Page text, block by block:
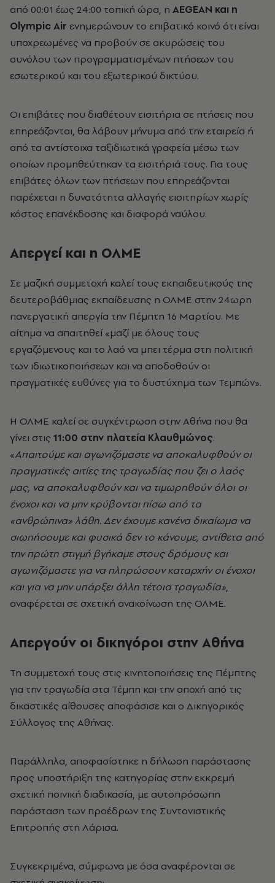
από 00:01 έως 24:00 τοπική ώρα, η AEGEAN και η
Olympic Air ενημερώνουν το επιβατικό κοινό ότι είναι
υποχρεωμένες να προβούν σε ακυρώσεις του
συνόλου των προγραμματισμένων πτήσεων του
εσωτερικού και του εξωτερικού δικτύου.
Oι επιβάτες που διαθέτουν εισιτήρια σε πτήσεις που
επηρεάζονται, θα λάβουν μήνυμα από την εταιρεία ή
από τα αντίστοιχα ταξιδιωτικά γραφεία μέσω των
οποίων προμηθεύτηκαν τα εισιτήριά τους. Για τους
επιβάτες όλων των πτήσεων που επηρεάζονται
παρέχεται η δυνατότητα αλλαγής εισιτηρίων χωρίς
κόστος επανέκδοσης και διαφορά ναύλου.
Απεργεί και η ΟΛΜΕ
Σε μαζική συμμετοχή καλεί τους εκπαιδευτικούς της
δευτεροβάθμιας εκπαίδευσης η ΟΛΜΕ στην 24ωρη
πανεργατική απεργία την Πέμπτη 16 Μαρτίου. Με
αίτημα να απαιτηθεί «μαζί με όλους τους
εργαζόμενους και το λαό να μπει τέρμα στη πολιτική
των ιδιωτικοποιήσεων και να αποδοθούν οι
πραγματικές ευθύνες για το δυστύχημα των Τεμπών».
Η ΟΛΜΕ καλεί σε συγκέντρωση στην Αθήνα που θα
γίνει στις 11:00 στην πλατεία Κλαυθμώνος.
«Απαιτούμε και αγωνιζόμαστε να αποκαλυφθούν οι
πραγματικές αιτίες της τραγωδίας που ζει ο λαός
μας, να αποκαλυφθούν και να τιμωρηθούν όλοι οι
ένοχοι και να μην κρύβονται πίσω από τα
«ανθρώπινα» λάθη.Δεν έχουμε κανένα δικαίωμα να
σιωπήσουμε και φυσικά δεν το κάνουμε, αντίθετα από
την πρώτη στιγμή βγήκαμε στους δρόμους και
αγωνιζόμαστε για να πληρώσουν καταρχήν οι ένοχοι
και για να μην υπάρξει άλλη τέτοια τραγωδία»,
αναφέρεται σε σχετική ανακοίνωση της ΟΛΜΕ.
Απεργούν οι δικηγόροι στην Αθήνα
Τη συμμετοχή τους στις κινητοποιήσεις της Πέμπτης
για την τραγωδία στα Τέμπη και την αποχή από τις
δικαστικές αίθουσες αποφάσισε και ο Δικηγορικός
Σύλλογος της Αθήνας.
Παράλληλα, αποφασίστηκε η δήλωση παράστασης
προς υποστήριξη της κατηγορίας στην εκκρεμή
σχετική ποινική διαδικασία, με αυτοπρόσωπη
παράσταση των προέδρων της Συντονιστικής
Επιτροπής στη Λάρισα.
Συγκεκριμένα, σύμφωνα με όσα αναφέρονται σε